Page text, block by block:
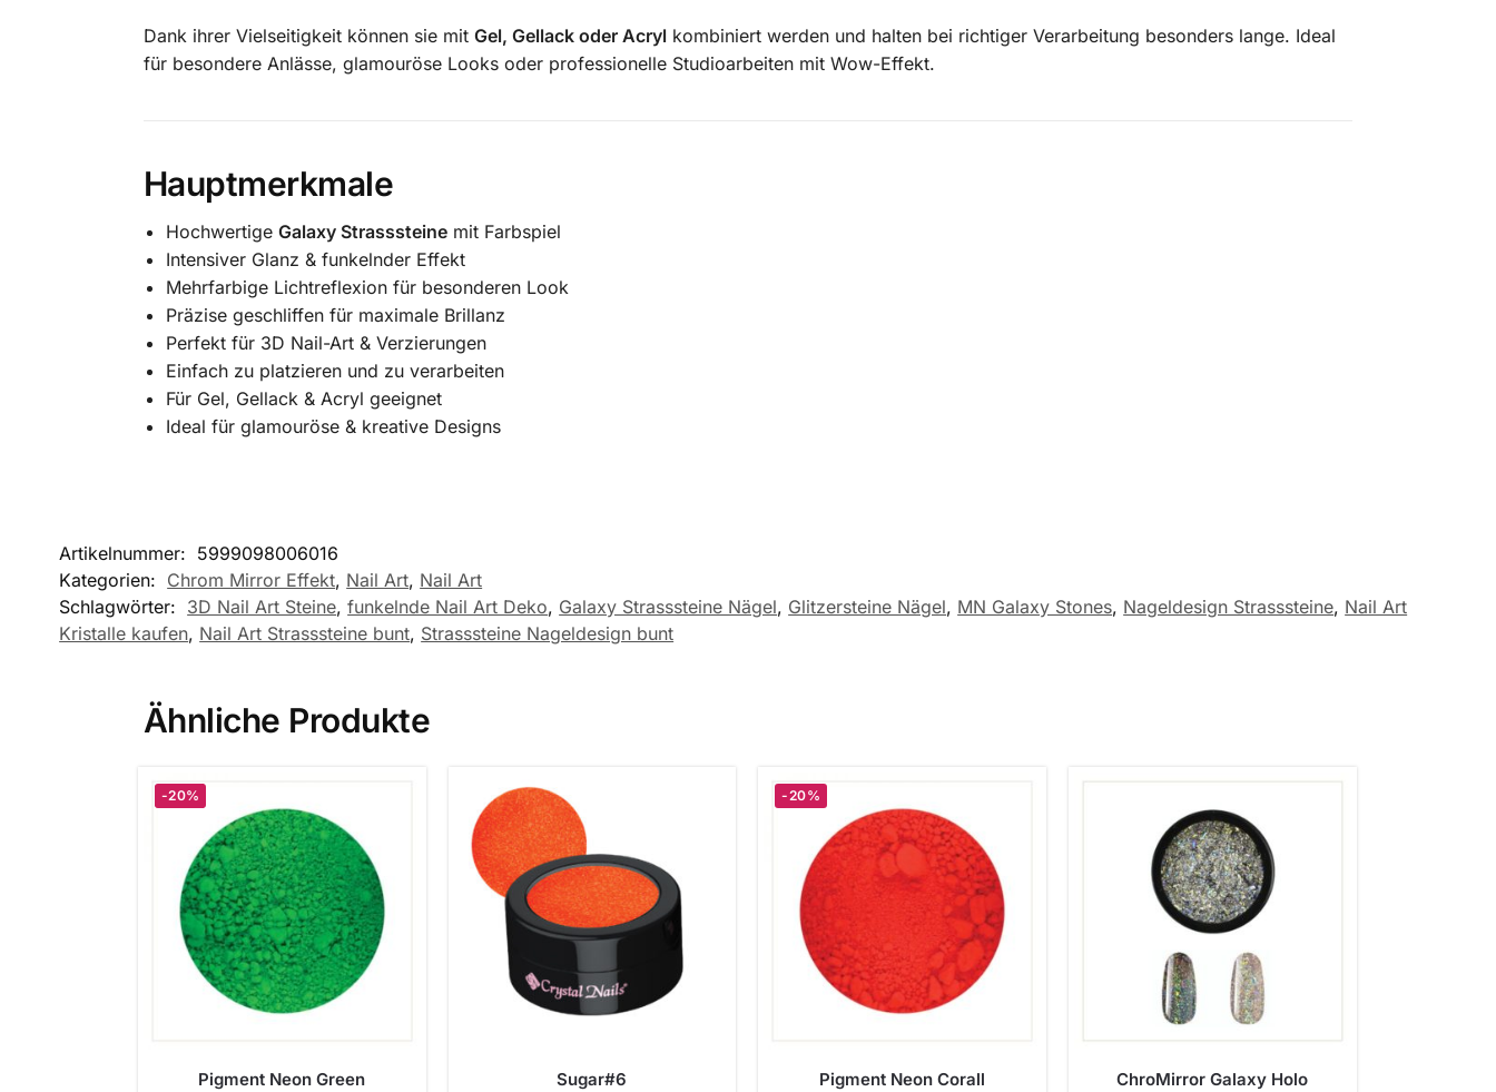
Dank ihrer Vielseitigkeit können sie mit Gel, Gellack oder Acrylkombiniert werden und halten bei richtiger Verarbeitung besonders lange. Ideal
für besondere Anlässe, glamouröse Looks oder professionelle Studioarbeiten mit Wow-Effekt.
Hauptmerkmale
Hochwertige Galaxy Strasssteinemit Farbspiel
Intensiver Glanz & funkelnder Effekt
Mehrfarbige Lichtreflexion für besonderen Look
Präzise geschliffen für maximale Brillanz
Perfekt für 3D Nail-Art & Verzierungen
Einfach zu platzieren und zu verarbeiten
Für Gel, Gellack & Acryl geeignet
Ideal für glamouröse & kreative Designs
Artikelnummer: 5999098006016
Kategorien: Chrom Mirror Effekt, Nail Art, Nail Art
Schlagwörter: 3D Nail Art Steine,funkelnde Nail Art Deko, Galaxy Strasssteine Nägel, Glitzersteine Nägel, MN Galaxy Stones, Nageldesign Strasssteine, Nail Art
Kristalle kaufen, Nail Art Strasssteine bunt, Strasssteine Nageldesign bunt
Ähnliche Produkte
-20%
Pigment Neon Green Sugar#6
-20%
Pigment Neon Corall ChroMirror Galaxy Holo